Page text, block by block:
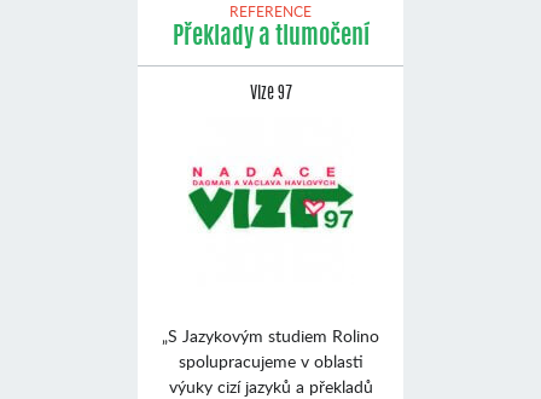
REFERENCE
Překlady a tlumočení
Vize 97
„S Jazykovým studiem Rolino
spolupracujeme v oblasti
výuky cizí jazyků a překladů